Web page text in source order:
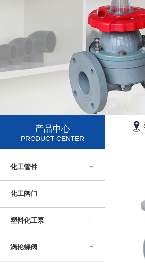
产品中心
PRODUCT CENTER
化工管件
化工阀门
塑料化工泵
涡轮蝶阀